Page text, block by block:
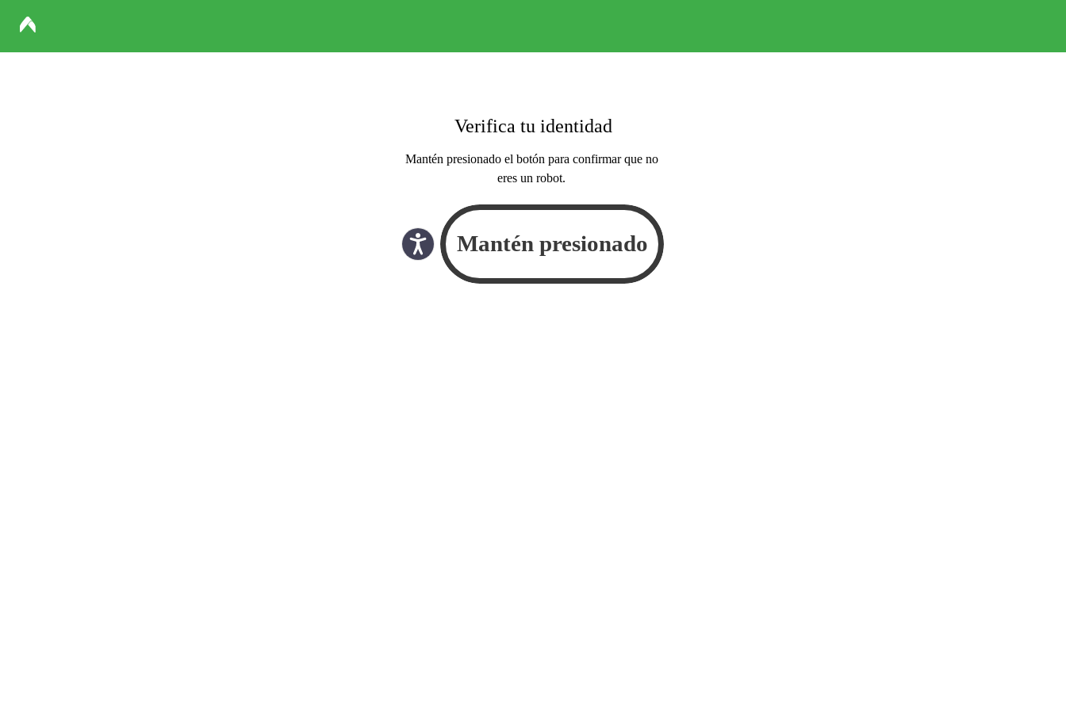
Verifica tu identidad
Mantén presionado el botón para confirmar que no
eres un robot.